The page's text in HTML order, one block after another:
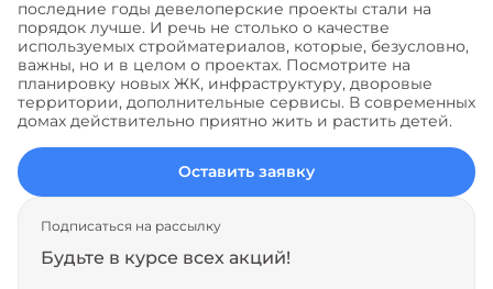
последние годы девелоперские проекты стали на
порядок лучше. И речь не столько о качестве
используемых стройматериалов, которые, безусловно,
важны, но и в целом о проектах. Посмотрите на
планировку новых ЖК, инфраструктуру, дворовые
территории, дополнительные сервисы. В современных
домах действительно приятно жить и растить детей.
Оставить заявку
Подписаться на рассылку
Будьте в курсе всех акций!